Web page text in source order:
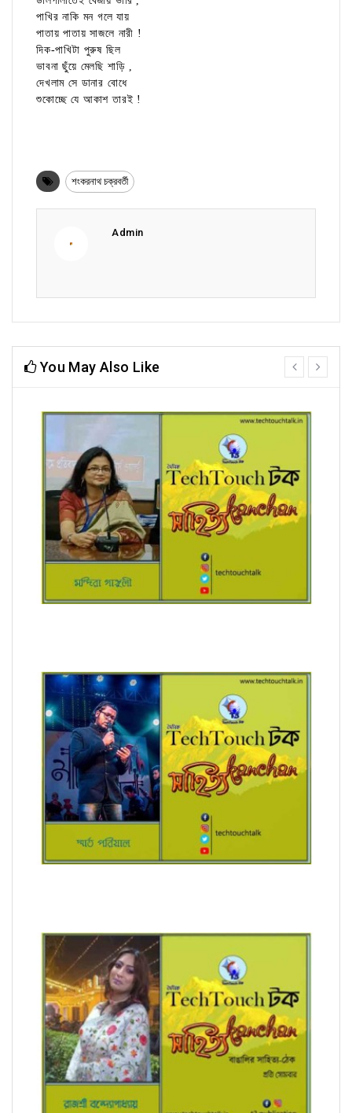
পাখির নাকি মন গলে যায়
পাতায় পাতায় সাজলে নারী !
দিক-পাখিটা পুরুষ ছিল
ভাবনা ছুঁয়ে মেলছি শাড়ি ,
দেখলাম সে ডানার বোধে
শুকোচ্ছে যে আকাশ তারই !
শংকরনাথ চক্রবর্তী
Admin
You May Also Like
prev